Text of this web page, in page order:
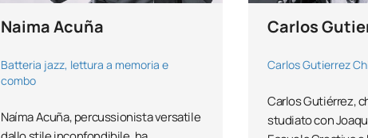
Naima Acuña
Batteria jazz, lettura a memoria e
combo
Naíma Acuña, percussionista versatile
Carlos
Carlos Gutierrez
Carlos Gutiérrez,
studiato con